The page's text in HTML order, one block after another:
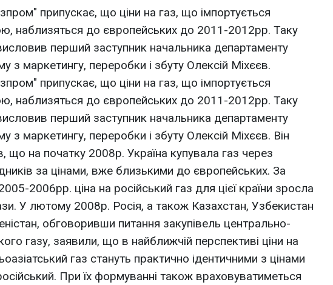
припускає, що ціни на газ, що імпортується
наблизяться до європейських до 2011-2012рр. Таку
перший заступник начальника департаменту
з маркетингу, переробки і збуту Олексій Міхєєв.
припускає, що ціни на газ, що імпортується
наблизяться до європейських до 2011-2012рр. Таку
перший заступник начальника департаменту
з маркетингу, переробки і збуту Олексій Міхєєв. Він
що на початку 2008р. Україна купувала газ через
за цінами, вже близькими до європейських. За
2006рр. ціна на російський газ для цієї країни зросла
У лютому 2008р. Росія, а також Казахстан, Узбекистан
обговоривши питання закупівель центрально-
газу, заявили, що в найближчій перспективі ціни на
газ стануть практично ідентичними з цінами
При їх формуванні також враховуватиметься